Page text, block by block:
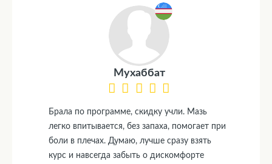
Мухаббат
Брала по программе, скидку учли. Мазь
легко впитывается, без запаха, помогает при
боли в плечах. Думаю, лучше сразу взять
курс и навсегда забыть о дискомфорте